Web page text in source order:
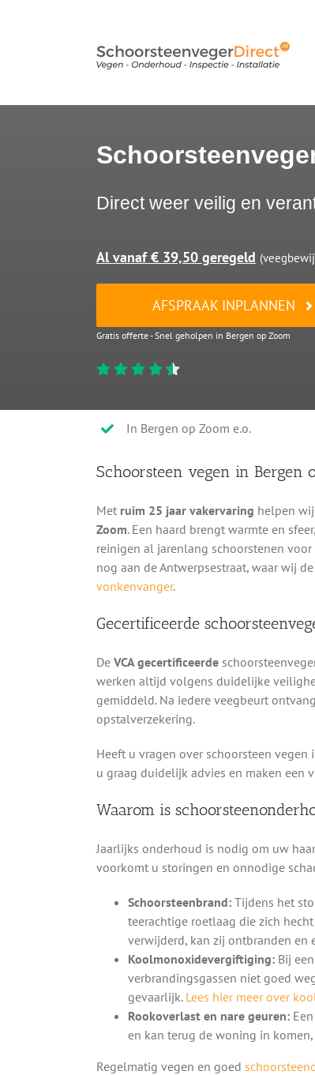
Direct weer veilig en
Al vanaf € 39,50 geregeld
AFSPRAAK INPLANNEN
Gratis offerte - Snel geholpen in Bergen op Zoom
In Bergen op Zoom e.o.
Schoorsteen vegen in Bergen
Met ruim 25 jaar vakervaring helpen
Zoom. Een haard brengt warmte en
reinigen al jarenlang schoorstenen
nog aan de Antwerpsestraat, waar wij
vonkenvanger.
Gecertificeerde
De VCA gecertificeerde
werken altijd volgens duidelijke
gemiddeld. Na iedere veegbeurt
opstalverzekering.
Heeft u vragen over schoorsteen vegen
u graag duidelijk advies en maken een
Waarom is
Jaarlijks onderhoud is nodig om uw
voorkomt u storingen en onnodige
Schoorsteenbrand:Tijdens het
teerachtige roetlaag die zich
verwijderd, kan zij ontbranden en
Koolmonoxidevergiftiging:Bij
verbrandingsgassen niet goed
gevaarlijk. Lees hier meer over
Rookoverlast en nare geuren:Een
en kan terug de woning in
Regelmatig vegen en goed